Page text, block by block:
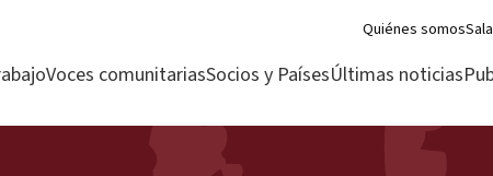
Quiénes somos
Voces comunitariasSocios y PaísesÚltimas noticias